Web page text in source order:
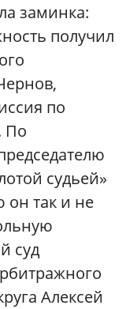
заминка:
получил
по
По
судьей»
он так и не
суд
Алексей